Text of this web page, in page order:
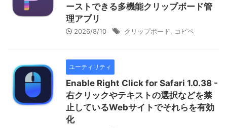
ーストできる多機能クリップボード管
理アプリ
2026/8/10 クリップボード コピペ
ユーティリティ
Enable Right Click for Safari 1.0.38 -
右クリックやテキストの選択などを禁
止しているWebサイトでそれらを有効
化